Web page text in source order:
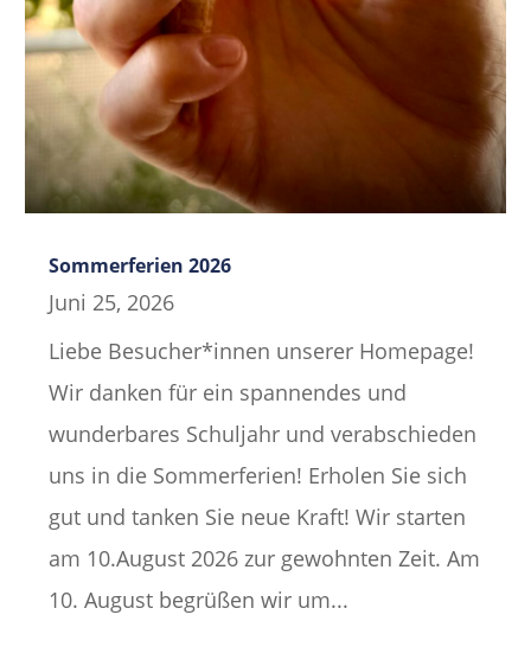
Sommerferien 2026
Juni 25, 2026
Liebe Besucher*innen unserer Homepage!
Wir danken für ein spannendes und
wunderbares Schuljahr und verabschieden
uns in die Sommerferien! Erholen Sie sich
gut und tanken Sie neue Kraft! Wir starten
am 10.August 2026 zur gewohnten Zeit. Am
10. August begrüßen wir um...